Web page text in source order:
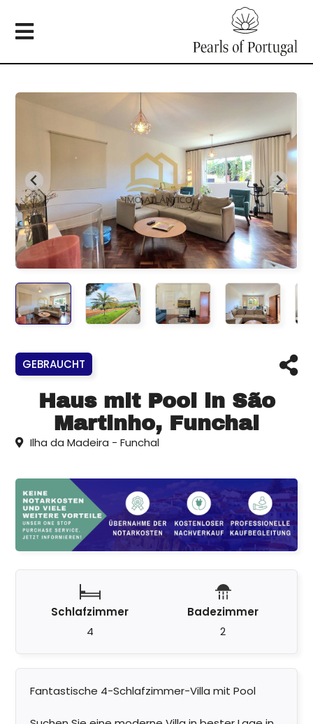
GEBRAUCHT
Haus mit Pool in São
Martinho, Funchal
Ilha da Madeira - Funchal
Schlafzimmer
4
Badezimmer
2
Fantastische 4-Schlafzimmer-Villa mit Pool